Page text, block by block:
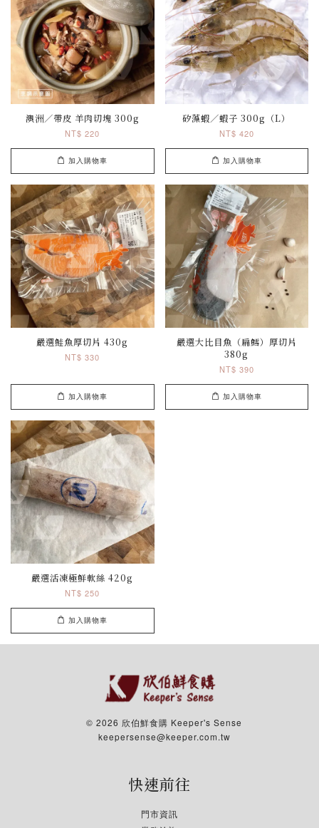
澳洲／帶皮 羊肉切塊 300g
NT$ 220
加入購物車
矽藻蝦／蝦子 300g（L）
NT$ 420
加入購物車
嚴選鮭魚厚切片 430g
NT$ 330
加入購物車
嚴選大比目魚（扁鱈）厚切片
380g
NT$ 390
加入購物車
嚴選活凍極鮮軟絲 420g
NT$ 250
加入購物車
© 2026 欣伯鮮食購 Keeper's Sense
keepersense@keeper.com.tw
快速前往
門市資訊